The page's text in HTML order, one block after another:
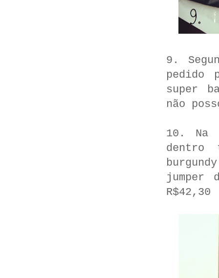
9.
pedido
super
não
10. Na
dentro
jumper
R$42,30